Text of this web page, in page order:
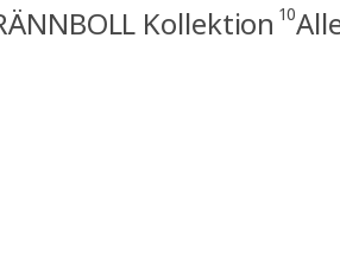
Kollektion 10